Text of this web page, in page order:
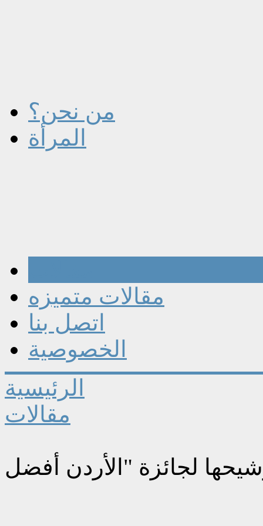
من نحن؟
المرأة
مقالات متميزه
اتصل بنا
الخصوصية
الرئيسية
مقالات
لجائزة "الأردن أفضل